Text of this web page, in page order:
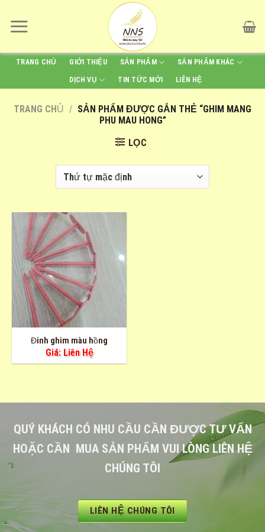
content
TRANG CHỦ GIỚI THIỆU SẢN PHẨM SẢN PHẨM KHÁC
DỊCH VỤ TIN TỨC MỚI LIÊN HỆ
TRANG CHỦ / SẢN PHẨM ĐƯỢC GẮN THẺ “GHIM MANG
PHU MAU HONG”
LỌC
Đinh ghim màu hồng
Giá: Liên Hệ
QUÝ KHÁCH CÓ NHU CẦU CẦN ĐƯỢC TƯ VẤN
HOẶC CẦN MUA SẢN PHẨM VUI LÒNG LIÊN HỆ
CHÚNG TÔI
LIÊN HỆ CHÚNG TÔI